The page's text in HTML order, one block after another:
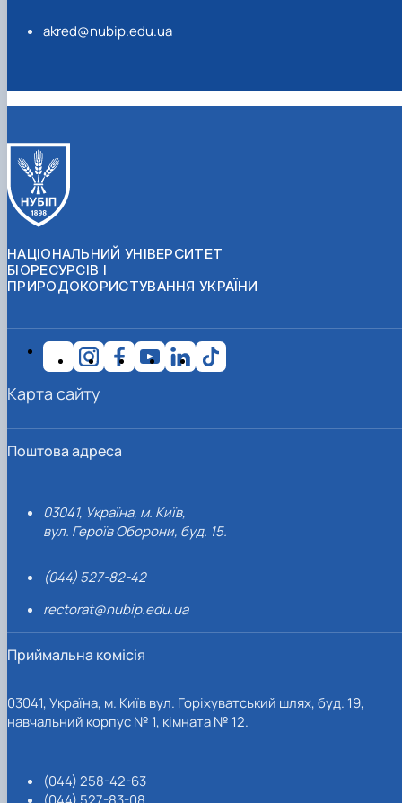
akred@nubip.edu.ua
НАЦІОНАЛЬНИЙ УНІВЕРСИТЕТ
БІОРЕСУРСІВ І
ПРИРОДОКОРИСТУВАННЯ УКРАЇНИ
Поштова адреса
03041, Україна, м. Київ,
вул. Героїв Оборони, буд. 15.
(044) 527-82-42
rectorat@nubip.edu.ua
Приймальна комісія
03041, Україна, м. Київ вул. Горіхуватський шлях, буд. 19,
навчальний корпус № 1, кімната № 12.
(044) 258-42-63
Карта сайту